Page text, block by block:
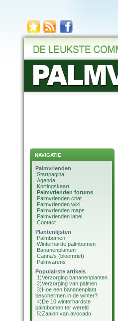
NAVIGATIE
Palmvrienden
Startpagina
Agenda
Kortingskaart
Palmvrienden forums
Palmvrienden chat
Palmvrienden wiki
Palmvrienden maps
Palmvrienden label
Contact
Plantenlijsten
Palmbomen
Winterharde palmbomen
Bananenplanten
Canna's (bloemriet)
Palmvarens
Populairste artikels
1)Verzorging bananenplanten
2)Verzorging van palmen
3)Hoe een bananenplant
beschermen in de winter?
4)De 10 winterhardste
palmbomen ter wereld
5)Zaaien van avocado